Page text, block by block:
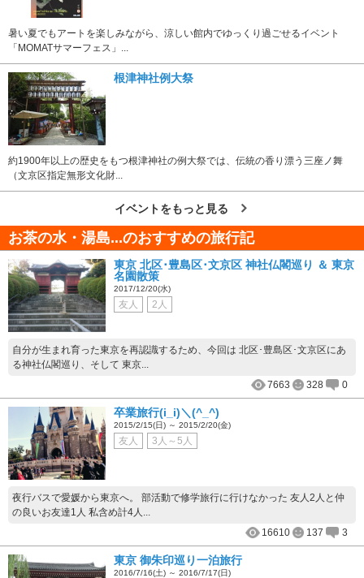
暑い夏でもアートを楽しみながら、涼しい館内でゆっくり過ごせるイベント
「MOMATサマーフェス」...
根津神社例大祭
約1900年以上の歴史をもつ根津神社の例大祭では、伝統の香り漂う三座ノ舞
（文京区指定無形文化財...
イベントをもっと見る
お茶の水・湯島...のおすすめの旅行記
東京 北区･豊島区･文京区 神社仏閣巡り ＆ 東京
名園散策
2017/12/20(水)
友人 2人
自分が生まれ育った東京を再認識するため、今回は 北区･豊島区･文京区にあ
る神社仏閣巡り、そして 東京...
7663
328 0
卒業旅行(i_i)＼(^_^)
2015/2/15(日) ～ 2015/2/20(金)
友人 3人～5人
夜行バスで愛媛から東京へ。 部活動で修学旅行に行けなかった 友人2人と仲
の良いお友達1人 私含め計4人...
16610
137 3
東京 御朱印巡り一泊旅行
2016/7/16(土) ～ 2016/7/17(日)